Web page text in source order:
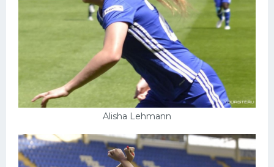
Alisha Lehmann